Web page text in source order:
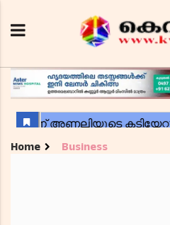
Home Business